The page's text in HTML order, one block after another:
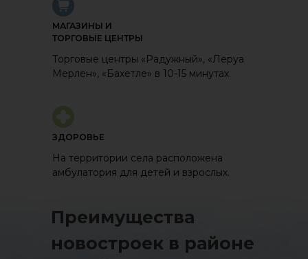
Торговые центры «Радужный», «Леруа
Мерлен», «Бахетле» в 10-15 минутах.
МАГАЗИНЫ И
ТОРГОВЫЕ ЦЕНТРЫ
На территории села расположена
амбулатория для детей и взрослых.
ЗДОРОВЬЕ
Преимущества
новостроек в районе